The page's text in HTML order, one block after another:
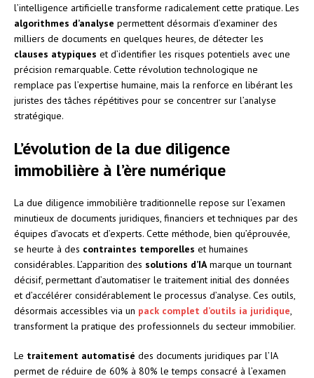
l’intelligence artificielle transforme radicalement cette pratique. Les
algorithmes d’analyse permettent désormais d’examiner des
milliers de documents en quelques heures, de détecter les
clauses atypiques et d’identifier les risques potentiels avec une
précision remarquable. Cette révolution technologique ne
remplace pas l’expertise humaine, mais la renforce en libérant les
juristes des tâches répétitives pour se concentrer sur l’analyse
stratégique.
L’évolution de la due diligence
immobilière à l’ère numérique
La due diligence immobilière traditionnelle repose sur l’examen
minutieux de documents juridiques, financiers et techniques par des
équipes d’avocats et d’experts. Cette méthode, bien qu’éprouvée,
se heurte à des contraintes temporelles et humaines
considérables. L’apparition des solutions d’IA marque un tournant
décisif, permettant d’automatiser le traitement initial des données
et d’accélérer considérablement le processus d’analyse. Ces outils,
désormais accessibles via un pack complet d’outils ia juridique
transforment la pratique des professionnels du secteur immobilier.
Le traitement automatisé des documents juridiques par l’IA
permet de réduire de 60% à 80% le temps consacré à l’examen